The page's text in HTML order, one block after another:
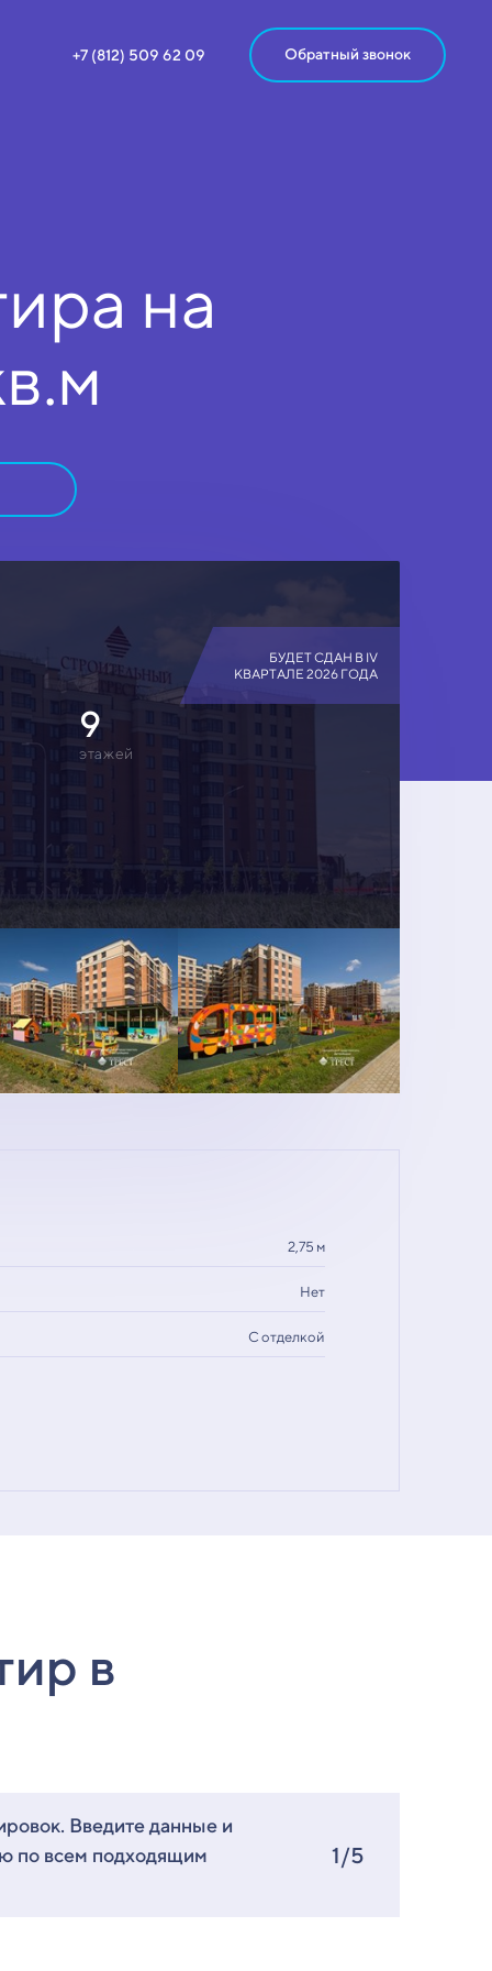
+7 (812) 509 62 09 Обратный звонок
на
БУДЕТ СДАН В IV
КВАРТАЛЕ 2026 ГОДА
9
этажей
2,75 м
Нет
С отделкой
в
Введите данные и
по всем подходящим
1/5